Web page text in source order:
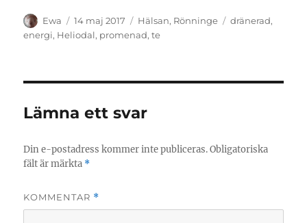
Författare
Ewa
Publicerat
den
14 maj 2017 Kategorier
Hälsan, Rönninge Etiketter
dränerad,
energi, Heliodal, promenad,te
Lämna ett svar
Din e-postadress kommer inte publiceras. Obligatoriska
fält är märkta *
KOMMENTAR *